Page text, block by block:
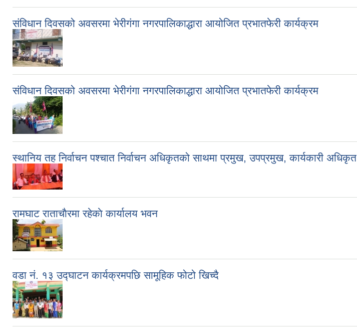
संविधान दिवसको अवसरमा भेरीगंगा नगरपालिकाद्धारा आयोजित प्रभातफेरी कार्यक्रम
संविधान दिवसको अवसरमा भेरीगंगा नगरपालिकाद्धारा आयोजित प्रभातफेरी कार्यक्रम
स्थानिय तह निर्वाचन पश्चात निर्वाचन अधिकृतको साथमा प्रमुख, उपप्रमुख, कार्यकारी अधिकृत
रामघाट राताचाैरमा रहेकाे कार्यालय भवन
वडा नं. १३ उद्घाटन कार्यक्रमपछि सामूहिक फोटो खिच्दै